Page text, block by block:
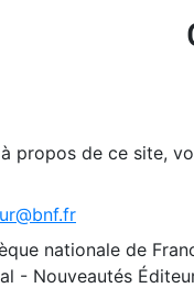
propos de ce site,
nationale de
- Nouveautés